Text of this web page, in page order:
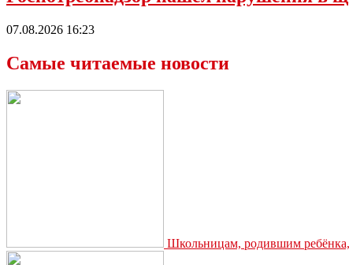
07.08.2026 16:23
Самые читаемые новости
Школьницам, родившим ребёнка,